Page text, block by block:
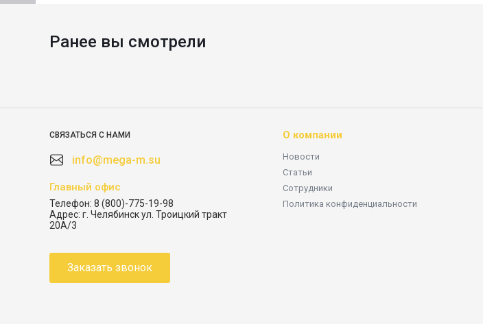
Ранее вы смотрели
СВЯЗАТЬСЯ С НАМИ
info@mega-m.su
Главный офис
Телефон: 8 (800)-775-19-98
Адрес: г. Челябинск ул. Троицкий тракт
20А/3
О компании
Новости
Статьи
Сотрудники
Политика конфиденциальности
Заказать звонок